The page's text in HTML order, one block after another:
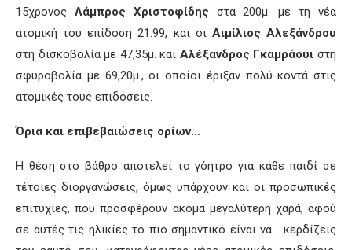
15χρονος Λάμπρος Χριστοφίδης στα 200μ. με τη νέα
ατομική του επίδοση 21.99, και οι Αιμίλιος Αλεξάνδρου
στη δισκοβολία με 47,35μ. και Αλέξανδρος Γκαμράουι στη
σφυροβολία με 69,20μ., οι οποίοι έριξαν πολύ κοντά στις
ατομικές τους επιδόσεις.
Όρια και επιβεβαιώσεις ορίων…
Η θέση στο βάθρο αποτελεί το γόητρο για κάθε παιδί σε
τέτοιες διοργανώσεις, όμως υπάρχουν και οι προσωπικές
επιτυχίες, που προσφέρουν ακόμα μεγαλύτερη χαρά, αφού
σε αυτές τις ηλικίες το πιο σημαντικό είναι να… κερδίζεις